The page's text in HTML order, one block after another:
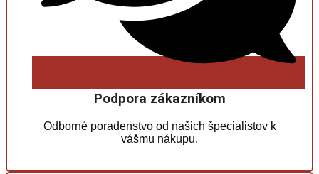
Podpora zákazníkom
Odborné poradenstvo od našich špecialistov k
vášmu nákupu.